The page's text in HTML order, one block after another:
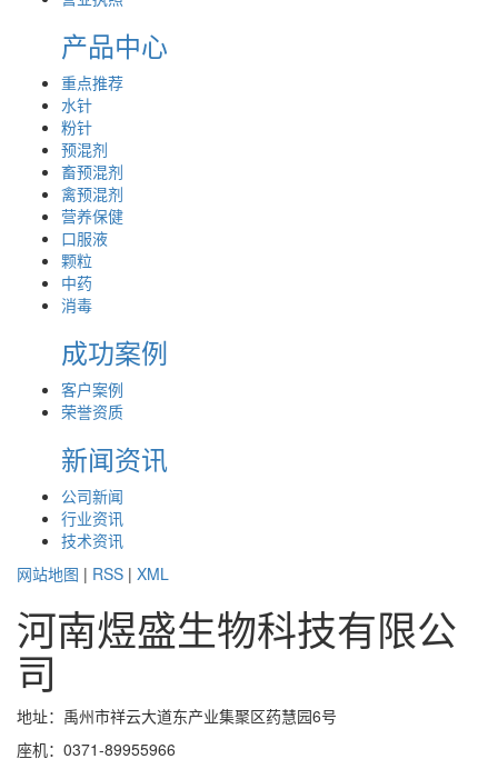
产品中心
重点推荐
水针
粉针
预混剂
畜预混剂
禽预混剂
营养保健
口服液
颗粒
中药
消毒
成功案例
客户案例
荣誉资质
新闻资讯
公司新闻
行业资讯
技术资讯
网站地图 | RSS | XML
河南煜盛生物科技有限公
司
地址：禹州市祥云大道东产业集聚区药慧园6号
座机：0371-89955966